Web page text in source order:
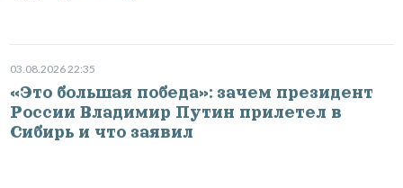
03.08.2026 22:35
«Это большая победа»: зачем президент
России Владимир Путин прилетел в
Сибирь и что заявил